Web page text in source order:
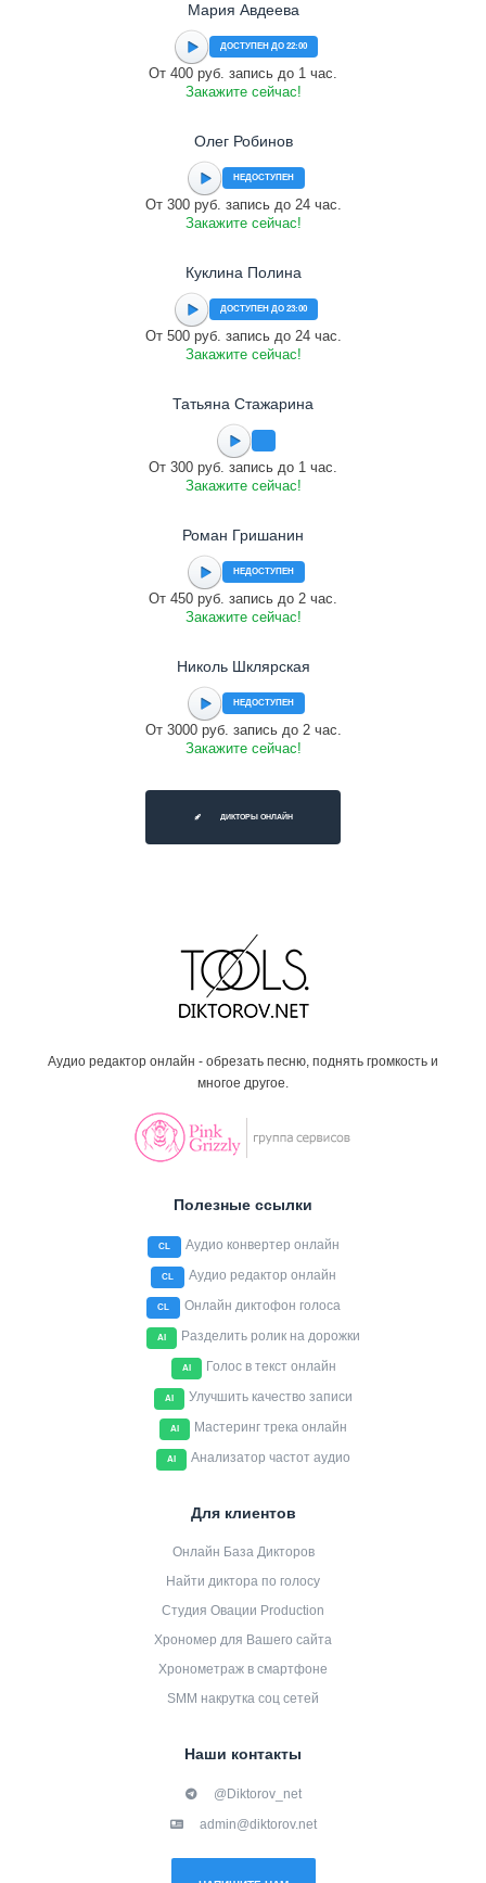
Мария Авдеева
ДОСТУПЕН ДО 22:00
От 400 руб. запись до 1 час.
Закажите сейчас!
Олег Робинов
НЕДОСТУПЕН
От 300 руб. запись до 24 час.
Закажите сейчас!
Куклина Полина
ДОСТУПЕН ДО 23:00
От 500 руб. запись до 24 час.
Закажите сейчас!
Татьяна Стажарина
От 300 руб. запись до 1 час.
Закажите сейчас!
Роман Гришанин
НЕДОСТУПЕН
От 450 руб. запись до 2 час.
Закажите сейчас!
Николь Шклярская
НЕДОСТУПЕН
От 3000 руб. запись до 2 час.
Закажите сейчас!
ДИКТОРЫ ОНЛАЙН
Аудио редактор онлайн - обрезать песню, поднять громкость и
многое другое.
Полезные ссылки
CL Аудио конвертер онлайн
CL Аудио редактор онлайн
CL Онлайн диктофон голоса
AI Разделить ролик на дорожки
AI Голос в текст онлайн
AI Улучшить качество записи
AI Мастеринг трека онлайн
AI Анализатор частот аудио
Для клиентов
Онлайн База Дикторов
Найти диктора по голосу
Студия Овации Production
Хрономер для Вашего сайта
Хронометраж в смартфоне
SMM накрутка соц сетей
Наши контакты
@Diktorov_net
admin@diktorov.net